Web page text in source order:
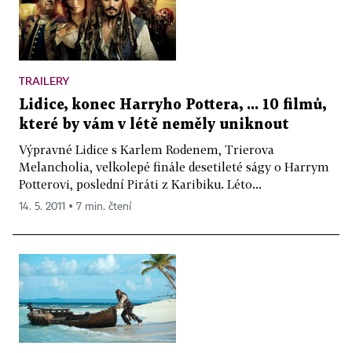
TRAILERY
Lidice, konec Harryho Pottera, ... 10 filmů,
které by vám v létě neměly uniknout
Výpravné Lidice s Karlem Rodenem, Trierova
Melancholia, velkolepé finále desetileté ságy o Harrym
Potterovi, poslední Piráti z Karibiku. Léto...
14. 5. 2011 ▪ 7 min. čtení